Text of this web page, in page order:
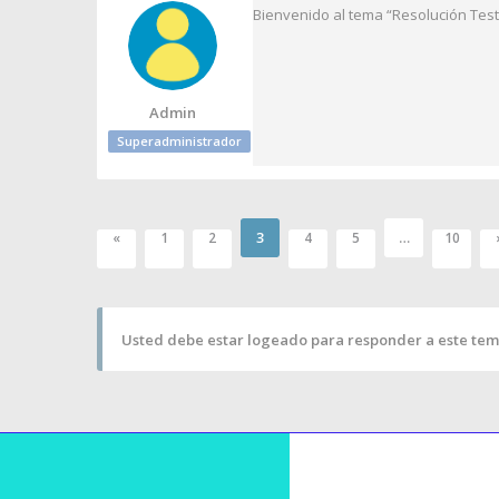
Admin
Superadministrador
Bienvenido al tema “Resolución Test
« 1 2 3 4 5 … 10
Usted debe estar logeado para responder a este